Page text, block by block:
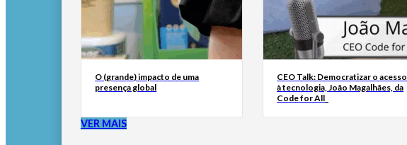
O (grande) impacto de uma
presença global
CEO Talk: Democratizar o acesso
à tecnologia, João Magalhães, da
Code for All_
VER MAIS